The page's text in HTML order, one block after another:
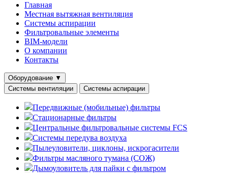
Главная
Местная вытяжная вентиляция
Системы аспирации
Фильтровальные элементы
BIM-модели
О компании
Контакты
Оборудование ▼
Системы вентиляции
Системы аспирации
Передвижные (мобильные) фильтры
Стационарные фильтры
Центральные фильтровальные системы FCS
Системы передува воздуха
Пылеуловители, циклоны, искрогасители
Фильтры масляного тумана (СОЖ)
Дымоуловитель для пайки с фильтром